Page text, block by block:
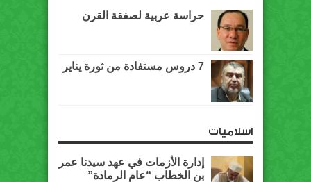
حراسة عربية لصفقة القرن
7 دروس مستفادة من ثورة يناير
اسلاميات
إدارة الأزمات في عهد سيدنا عمر
بن الخطاب “عام الرمادة”